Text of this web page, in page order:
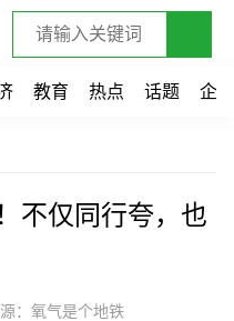
教育 热点 话题 企业
不仅同行夸，也
：氧气是个地铁